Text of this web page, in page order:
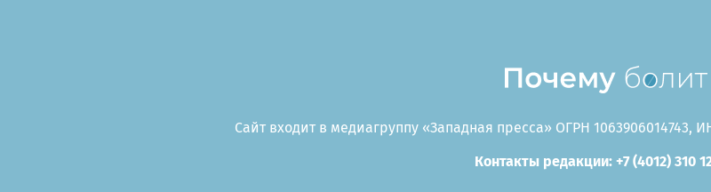
Сайт входит в медиагруппу «Западная пресса» ОГРН 1063906014743,
Контакты редакции: +7 (4012) 310